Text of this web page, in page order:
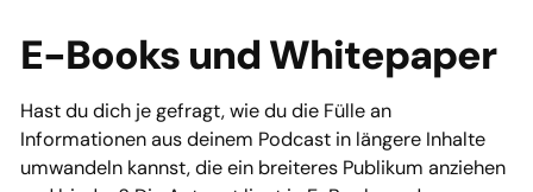
E-Books und Whitepaper
Hast du dich je gefragt, wie du die Fülle an
Informationen aus deinem Podcast in längere Inhalte
umwandeln kannst, die ein breiteres Publikum anziehen